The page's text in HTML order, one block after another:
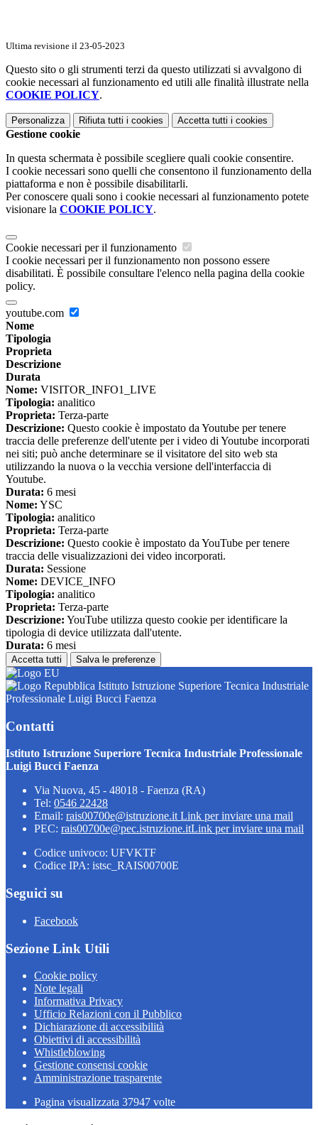
Ultima revisione il 23-05-2023
Questo sito o gli strumenti terzi da questo utilizzati si avvalgono di
cookie necessari al funzionamento ed utili alle finalità illustrate nella
COOKIE POLICY.
Personalizza Rifiuta tutti i cookies Accetta tutti i cookies
Gestione cookie
In questa schermata è possibile scegliere quali cookie consentire.
I cookie necessari sono quelli che consentono il funzionamento della
piattaforma e non è possibile disabilitarli.
Per conoscere quali sono i cookie necessari al funzionamento potete
visionare la COOKIE POLICY.
Cookie necessari per il funzionamento
I cookie necessari per il funzionamento non possono essere
disabilitati. È possibile consultare l'elenco nella pagina della cookie
policy.
youtube.com
Nome
Tipologia
Proprieta
Descrizione
Durata
Nome: VISITOR_INFO1_LIVE
Tipologia: analitico
Proprieta: Terza-parte
Descrizione: Questo cookie è impostato da Youtube per tenere
traccia delle preferenze dell'utente per i video di Youtube incorporati
nei siti; può anche determinare se il visitatore del sito web sta
utilizzando la nuova o la vecchia versione dell'interfaccia di
Youtube.
Durata: 6 mesi
Nome: YSC
Tipologia: analitico
Proprieta: Terza-parte
Descrizione: Questo cookie è impostato da YouTube per tenere
traccia delle visualizzazioni dei video incorporati.
Durata: Sessione
Nome: DEVICE_INFO
Tipologia: analitico
Proprieta: Terza-parte
Descrizione: YouTube utilizza questo cookie per identificare la
tipologia di device utilizzata dall'utente.
Durata: 6 mesi
Accetta tutti Salva le preferenze
Istituto Istruzione Superiore Tecnica Industriale
Professionale Luigi Bucci Faenza
Contatti
Istituto Istruzione Superiore Tecnica Industriale Professionale
Luigi Bucci Faenza
Via Nuova, 45 - 48018 - Faenza (RA)
Tel: 0546 22428
Email: rais00700e@istruzione.it Link per inviare una mail
PEC: rais00700e@pec.istruzione.itLink per inviare una mail
Codice univoco: UFVKTF
Codice IPA: istsc_RAIS00700E
Seguici su
Facebook
Sezione Link Utili
Cookie policy
Note legali
Informativa Privacy
Ufficio Relazioni con il Pubblico
Dichiarazione di accessibilità
Obiettivi di accessibilità
Whistleblowing
Gestione consensi cookie
Amministrazione trasparente
Pagina visualizzata 37947 volte